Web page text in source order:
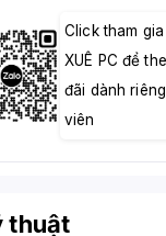
Click tham gia
XUÊ PC để
đãi dành
viên
thuật